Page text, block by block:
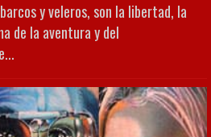
barcos y veleros, son la libertad, la
de la aventura y del